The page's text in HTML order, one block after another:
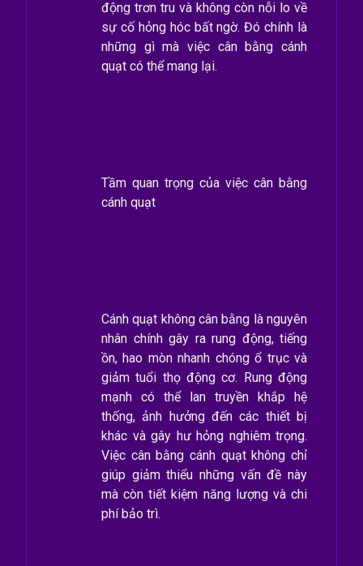
động trơn tru và không còn nỗi lo về
sự cố hỏng hóc bất ngờ. Đó chính là
những gì mà việc cân bằng cánh
quạt có thể mang lại.
Tầm quan trọng của việc cân bằng
cánh quạt
Cánh quạt không cân bằng là nguyên
nhân chính gây ra rung động, tiếng
ồn, hao mòn nhanh chóng ổ trục và
giảm tuổi thọ động cơ. Rung động
mạnh có thể lan truyền khắp hệ
thống, ảnh hưởng đến các thiết bị
khác và gây hư hỏng nghiêm trọng.
Việc cân bằng cánh quạt không chỉ
giúp giảm thiểu những vấn đề này
mà còn tiết kiệm năng lượng và chi
phí bảo trì.